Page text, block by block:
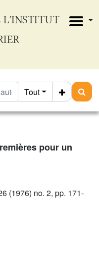
L'INSTITUT
Tout
pour un
(1976) no. 2, pp. 171-